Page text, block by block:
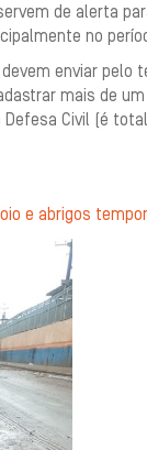
de alerta
no
enviar pelo
mais de
Civil (é
e abrigos